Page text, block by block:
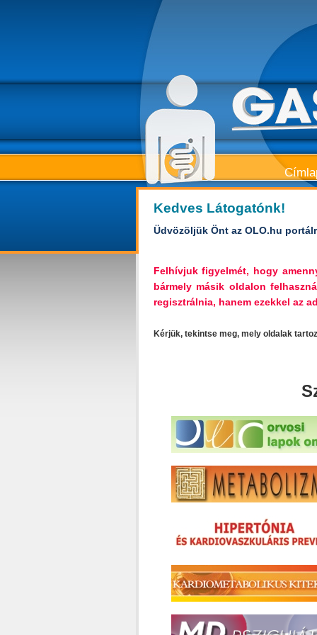
Kedves Látogatónk!
Üdvözöljük Önt az OLO.hu
Felhívjuk figyelmét, hogy
bármely másik oldalon
regisztrálnia, hanem ezekkel az
Kérjük, tekintse meg, mely oldalak